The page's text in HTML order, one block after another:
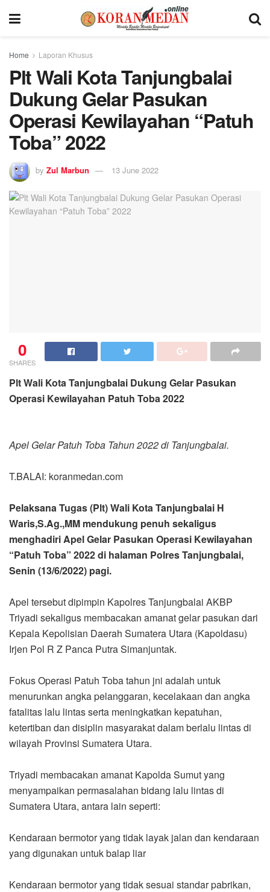
Home Laporan Khusus
Plt Wali Kota Tanjungbalai
Dukung Gelar Pasukan
Operasi Kewilayahan “Patuh
Toba” 2022
by Zul Marbun 13 June 2022
0
SHARES
Plt Wali Kota Tanjungbalai Dukung Gelar Pasukan
Operasi Kewilayahan Patuh Toba 2022
Apel Gelar Patuh Toba Tahun 2022 di Tanjungbalai.
T.BALAI: koranmedan.com
Pelaksana Tugas (Plt) Wali Kota Tanjungbalai H
Waris,S.Ag.,MM mendukung penuh sekaligus
menghadiri Apel Gelar Pasukan Operasi Kewilayahan
“Patuh Toba” 2022 di halaman Polres Tanjungbalai,
Senin (13/6/2022) pagi.
Apel tersebut dipimpin Kapolres Tanjungbalai AKBP
Triyadi sekaligus membacakan amanat gelar pasukan dari
Kepala Kepolisian Daerah Sumatera Utara (Kapoldasu)
Irjen Pol R Z Panca Putra Simanjuntak.
Fokus Operasi Patuh Toba tahun jni adalah untuk
menurunkan angka pelanggaran, kecelakaan dan angka
fatalitas lalu lintas serta meningkatkan kepatuhan,
ketertiban dan disiplin masyarakat dalam berlalu lintas di
wilayah Provinsi Sumatera Utara.
Triyadi membacakan amanat Kapolda Sumut yang
menyampaikan permasalahan bidang lalu lintas di
Sumatera Utara, antara lain seperti:
Kendaraan bermotor yang tidak layak jalan dan kendaraan
yang digunakan untuk balap liar
Kendaraan bermotor yang tidak sesuai standar pabrikan,